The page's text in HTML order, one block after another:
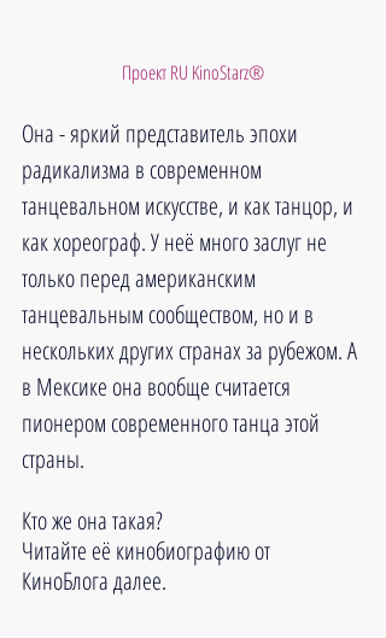
Проект RU KinoStarz®
Она - яркий представитель эпохи
радикализма в современном
танцевальном искусстве, и как танцор, и
как хореограф. У неё много заслуг не
только перед американским
танцевальным сообществом, но и в
нескольких других странах за рубежом. А
в Мексике она вообще считается
пионером современного танца этой
страны.
Кто же она такая?
Читайте её кинобиографию от
КиноБлога далее.